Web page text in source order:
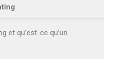
et qu’est-ce qu’un